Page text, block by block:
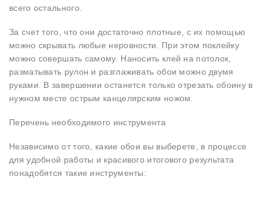
всего остального.
За счет того, что они достаточно плотные, с их помощью
можно скрывать любые неровности. При этом поклейку
можно совершать самому. Наносить клей на потолок,
разматывать рулон и разглаживать обои можно двумя
руками. В завершении останется только отрезать обоину в
нужном месте острым канцелярским ножом.
Перечень необходимого инструмента
Независимо от того, какие обои вы выберете, в процессе
для удобной работы и красивого итогового результата
понадобятся такие инструменты: